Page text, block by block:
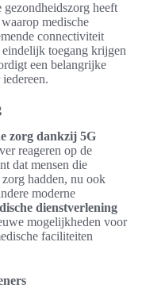
heeft
medische
connectiviteit
toegang krijgen
een belangrijke
zorg dankzij 5G
reageren op de
dat mensen die
hadden, nu ook
moderne
dienstverlening
mogelijkheden voor
faciliteiten